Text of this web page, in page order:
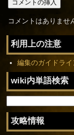
コメントはありませ
利用上の注意
編集のガイドライ
wiki内単語検索
攻略情報